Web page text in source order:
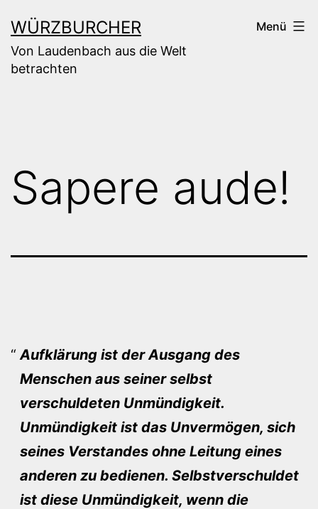
Inhalt
springen
WÜRZBURCHER
Von Laudenbach aus die Welt
betrachten
Menü
Sapere aude!
Aufklärung ist der Ausgang des
Menschen aus seiner selbst
verschuldeten Unmündigkeit.
Unmündigkeit ist das Unvermögen, sich
seines Verstandes ohne Leitung eines
anderen zu bedienen. Selbstverschuldet
ist diese Unmündigkeit, wenn die